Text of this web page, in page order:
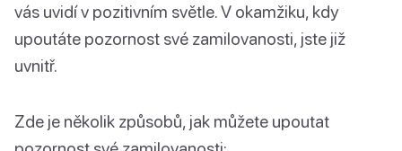
vás uvidí v pozitivním světle. V okamžiku, kdy
upoutáte pozornost své zamilovanosti, jste již
uvnitř.
Zde je několik způsobů, jak můžete upoutat